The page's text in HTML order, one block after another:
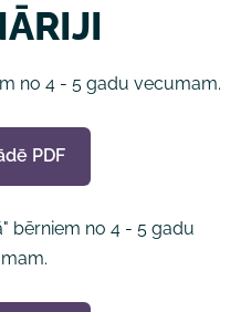
no 4 - 5 gadu vecumam.
PDF
bērniem no 4 - 5 gadu